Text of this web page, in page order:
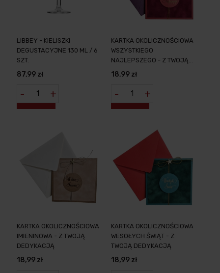
LIBBEY - KIELISZKI
DEGUSTACYJNE 130 ML / 6
SZT.
87,99 zł
- +
KARTKA OKOLICZNOŚCIOWA
WSZYSTKIEGO
NAJLEPSZEGO - Z TWOJĄ
DEDYKACJĄ
18,99 zł
- +
KARTKA OKOLICZNOŚCIOWA
IMIENINOWA - Z TWOJĄ
DEDYKACJĄ
18,99 zł
KARTKA OKOLICZNOŚCIOWA
WESOŁYCH ŚWIĄT - Z
TWOJĄ DEDYKACJĄ
18,99 zł